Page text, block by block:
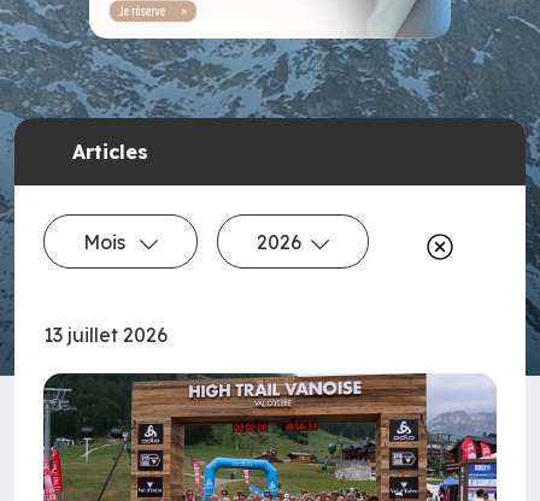
Articles
Mois 2026
13 juillet 2026